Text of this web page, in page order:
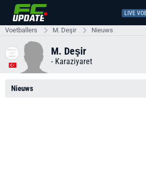
LIVE
Voetballers M. Deşir Nieuws
M. Deşir
- Karaziyaret
Nieuws